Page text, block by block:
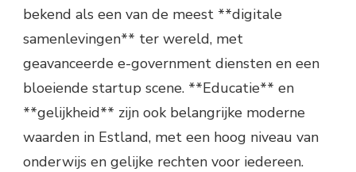
bekend als een van de meest **digitale
samenlevingen** ter wereld, met
geavanceerde e-government diensten en een
bloeiende startup scene. **Educatie** en
**gelijkheid** zijn ook belangrijke moderne
waarden in Estland, met een hoog niveau van
onderwijs en gelijke rechten voor iedereen.